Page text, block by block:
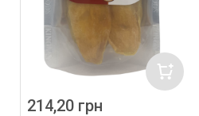
214,20 грн